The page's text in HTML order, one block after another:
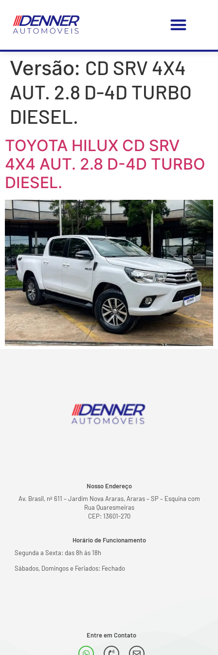
Versão: CD SRV 4X4
AUT. 2.8 D-4D TURBO
DIESEL.
TOYOTA HILUX CD SRV
4X4 AUT. 2.8 D-4D TURBO
DIESEL.
Nosso Endereço
Av. Brasil, nº 611 – Jardim Nova Araras, Araras – SP – Esquina com
Rua Quaresmeiras
CEP: 13601-270
Horário de Funcionamento
Segunda a Sexta: das 8h às 18h
Sábados, Domingos e Feriados: Fechado
Entre em Contato